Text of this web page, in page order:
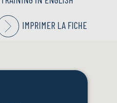
IMPRIMER LA FICHE